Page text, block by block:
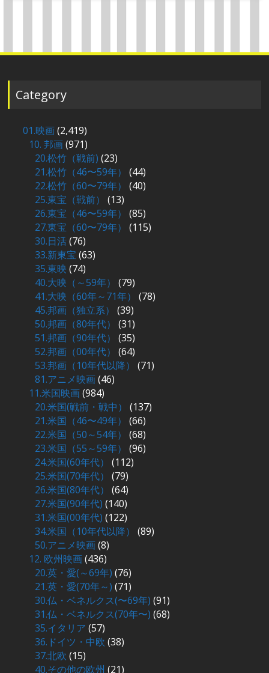
Category
01.映画(2,419)
10. 邦画(971)
20.松竹（戦前) (23)
21.松竹（46〜59年）
(44)
22.松竹（60〜79年）
(40)
25.東宝（戦前）
(13)
26.東宝（46〜59年）
(85)
27.東宝（60〜79年）
(115)
30.日活(76)
33.新東宝 (63)
35.東映 (74)
40.大映（～59年）
(79)
41.大映（60年～71年）
(78)
45.邦画（独立系）
(39)
50.邦画（80年代）
(31)
51.邦画（90年代）
(35)
52.邦画（00年代）
(64)
53.邦画（10年代以降）
(71)
81.アニメ映画(46)
11.米国映画(984)
20.米国(戦前・戦中）
(137)
21.米国（46〜49年）
(66)
22.米国（50～54年）
(68)
23.米国（55～59年）
(96)
24.米国(60年代）
(112)
25.米国(70年代）
(79)
26.米国(80年代）
(64)
27.米国(90年代) (140)
31.米国(00年代) (122)
34.米国（10年代以降）
(89)
50.アニメ映画(8)
12. 欧州映画(436)
20.英・愛(～69年) (76)
21.英・愛(70年～) (71)
30.仏・ベネルクス(〜69年) (91)
31.仏・ベネルクス(70年〜) (68)
35.イタリア (57)
36.ドイツ・中欧 (38)
37.北欧 (15)
40.その他の欧州 (21)